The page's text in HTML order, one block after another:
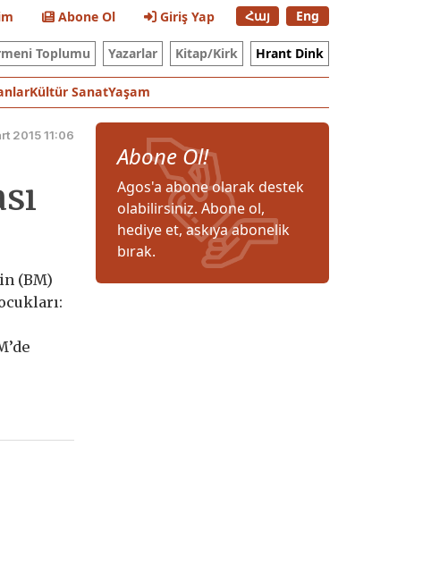
Abone Ol Giriş Yap Հայ Eng
Toplumu Yazarlar Kitap/Kirk Hrant Dink
Kültür SanatYaşam
2015 11:06
(BM)
Abone Ol!
Agos'a abone olarak destek
olabilirsiniz. Abone ol,
hediye et, askıya abonelik
bırak.